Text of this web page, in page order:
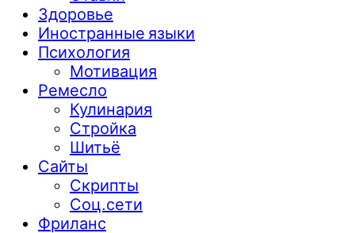
Здоровье
Иностранные языки
Психология
Мотивация
Ремесло
Кулинария
Стройка
Шитьё
Сайты
Скрипты
Соц.сети
Фриланс